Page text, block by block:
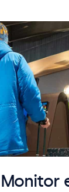
Monitor